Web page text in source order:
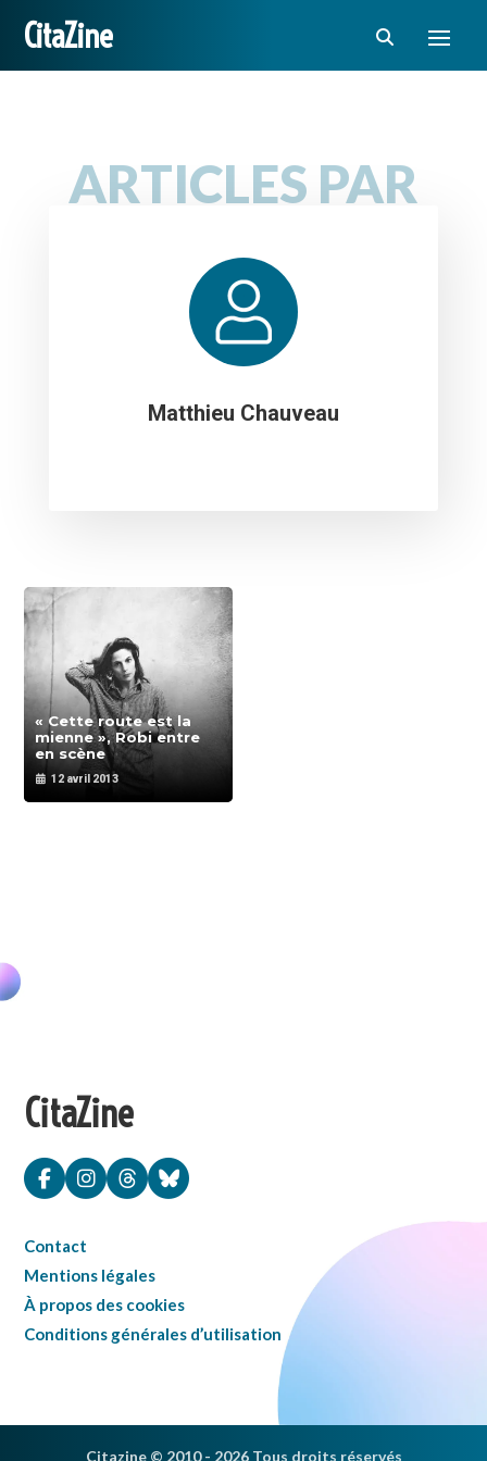
CitaZine
ARTICLES PAR
Matthieu Chauveau
« Cette route est la
mienne », Robi entre
en scène
12 avril 2013
CitaZine
Contact
Mentions légales
À propos des cookies
Conditions générales d’utilisation
Citazine © 2010 - 2026 Tous droits réservés